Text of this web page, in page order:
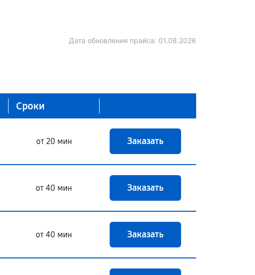
Дата обновления прайса: 01.08.2026
Сроки
от 20 мин Заказать
от 40 мин Заказать
от 40 мин Заказать